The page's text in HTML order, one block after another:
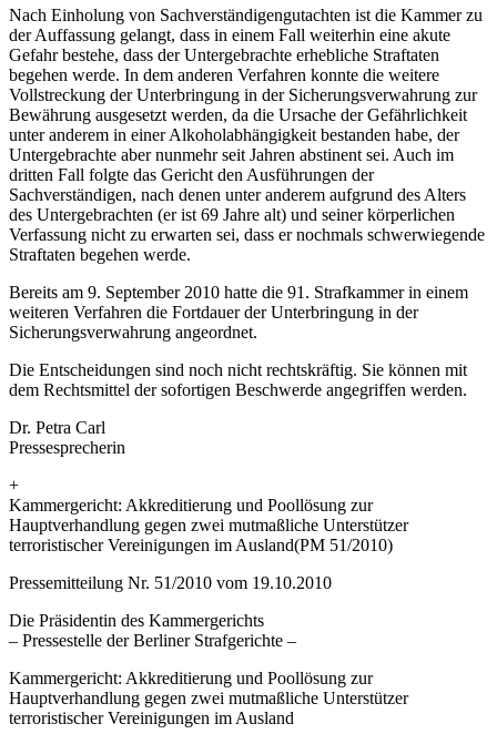
Nach Einholung von Sachverständigengutachten ist die Kammer zu
der Auffassung gelangt, dass in einem Fall weiterhin eine akute
Gefahr bestehe, dass der Untergebrachte erhebliche Straftaten
begehen werde. In dem anderen Verfahren konnte die weitere
Vollstreckung der Unterbringung in der Sicherungsverwahrung zur
Bewährung ausgesetzt werden, da die Ursache der Gefährlichkeit
unter anderem in einer Alkoholabhängigkeit bestanden habe, der
Untergebrachte aber nunmehr seit Jahren abstinent sei. Auch im
dritten Fall folgte das Gericht den Ausführungen der
Sachverständigen, nach denen unter anderem aufgrund des Alters
des Untergebrachten (er ist 69 Jahre alt) und seiner körperlichen
Verfassung nicht zu erwarten sei, dass er nochmals schwerwiegende
Straftaten begehen werde.
Bereits am 9. September 2010 hatte die 91. Strafkammer in einem
weiteren Verfahren die Fortdauer der Unterbringung in der
Sicherungsverwahrung angeordnet.
Die Entscheidungen sind noch nicht rechtskräftig. Sie können mit
dem Rechtsmittel der sofortigen Beschwerde angegriffen werden.
Dr. Petra Carl
Pressesprecherin
+
Kammergericht: Akkreditierung und Poollösung zur
Hauptverhandlung gegen zwei mutmaßliche Unterstützer
terroristischer Vereinigungen im Ausland(PM 51/2010)
Pressemitteilung Nr. 51/2010 vom 19.10.2010
Die Präsidentin des Kammergerichts
– Pressestelle der Berliner Strafgerichte –
Kammergericht: Akkreditierung und Poollösung zur
Hauptverhandlung gegen zwei mutmaßliche Unterstützer
terroristischer Vereinigungen im Ausland